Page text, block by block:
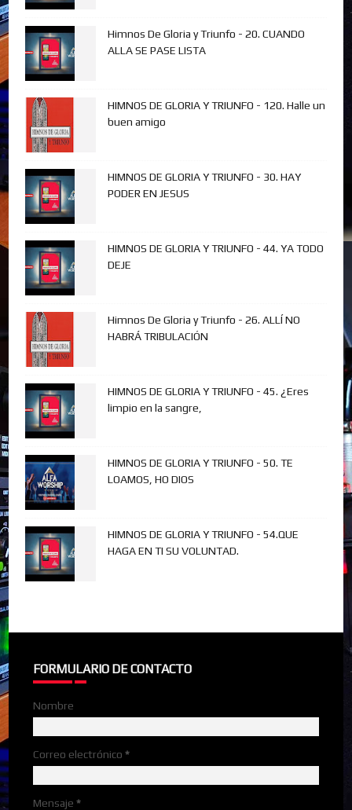
Himnos De Gloria y Triunfo - 20. CUANDO
ALLA SE PASE LISTA
HIMNOS DE GLORIA Y TRIUNFO - 120. Halle un
buen amigo
HIMNOS DE GLORIA Y TRIUNFO - 30. HAY
PODER EN JESUS
HIMNOS DE GLORIA Y TRIUNFO - 44. YA TODO
DEJE
Himnos De Gloria y Triunfo - 26. ALLÍ NO
HABRÁ TRIBULACIÓN
HIMNOS DE GLORIA Y TRIUNFO - 45. ¿Eres
limpio en la sangre,
HIMNOS DE GLORIA Y TRIUNFO - 50. TE
LOAMOS, HO DIOS
HIMNOS DE GLORIA Y TRIUNFO - 54.QUE
HAGA EN TI SU VOLUNTAD.
FORMULARIO DE CONTACTO
Nombre
Correo electrónico*
Mensaje*